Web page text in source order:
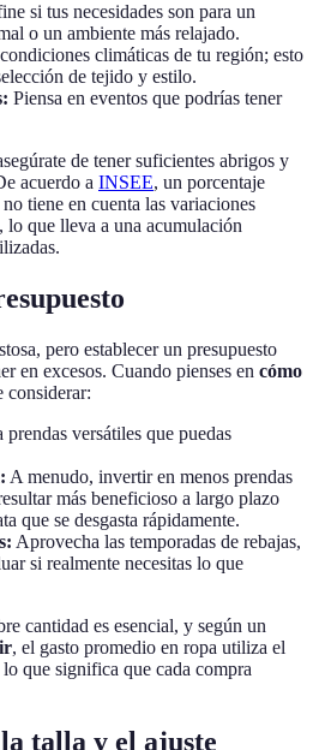
si tus necesidades son para un
o un ambiente más relajado.
climáticas de tu región; esto
de tejido y estilo.
Piensa en eventos que podrías tener
de tener suficientes abrigos y
acuerdo a INSEE, un porcentaje
tiene en cuenta las variaciones
lo que lleva a una acumulación
pero establecer un presupuesto
en excesos. Cuando pienses en cómo
considerar:
prendas versátiles que puedas
A menudo, invertir en menos prendas
más beneficioso a largo plazo
que se desgasta rápidamente.
Aprovecha las temporadas de rebajas,
si realmente necesitas lo que
cantidad es esencial, y según un
, el gasto promedio en ropa utiliza el
que significa que cada compra
talla y el ajuste